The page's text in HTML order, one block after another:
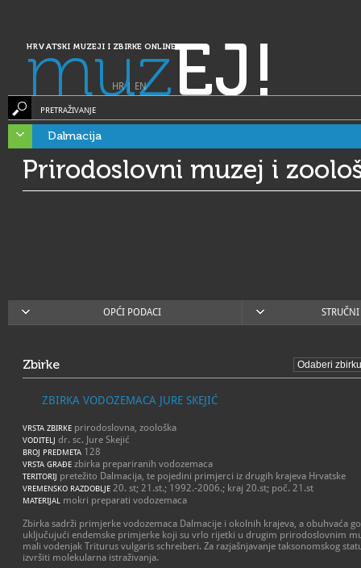
HRVATSKI MUZEJI I ZBIRKE ONLINE
muzEJ!
HR| EN
PRETRAŽIVANJE
Dalmacija
Prirodoslovni muzej i
OPĆI PODACI
Zbirke
ZBIRKA VODOZEMACA JURE SKEJIĆ
VRSTA ZBIRKE prirodoslovna, zoološka
VODITELJ dr. sc. Jure Skejić
BROJ PREDMETA 128
VRSTA GRAĐE zbirka prepariranih vodozemaca
TERITORIJ pretežito Dalmacija, te pojedini primjerci iz drugih krajeva Hrvatske
VREMENSKO RAZDOBLJE 20. st; 21.st.; 1992.-2006.; kraj 20.st; poč. 21.st
MATERIJAL mokri preparati vodozemaca
Zbirka sadrži primjerke vodozemaca Dalmacije i okolnih krajeva, a obuhvaća
uključujući endemske primjerke koji su vrlo rijetki u drugim prirodoslovnim
mali vodenjak Triturus vulgaris schreiberi. Za razjašnjavanje taksonomskog
izvršiti molekularna istraživanja.